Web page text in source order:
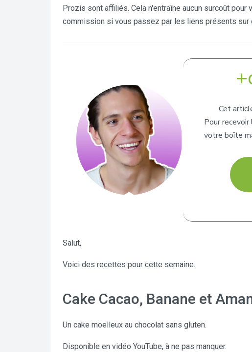
Prozis sont affiliés. Cela n'entraîne aucun surcoût
commission si vous passez par les liens présents sur
Cet
Pour recevoir
votre boîte
Salut,
Voici des recettes pour cette semaine.
Cake Cacao, Banane et
Un cake moelleux au chocolat sans gluten.
Disponible en vidéo YouTube, à ne pas manquer.